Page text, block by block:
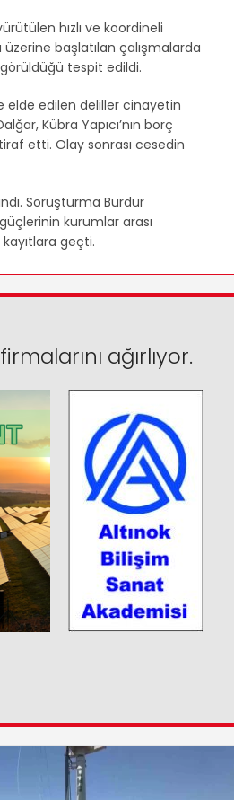
hızlı ve koordineli
üzerine başlatılan çalışmalarda
tespit edildi.
elde edilen deliller cinayetin
Kübra Yapıcı’nın borç
etti. Olay sonrası cesedin
Soruşturma Burdur
kurumlar arası
geçti.
ağırlıyor.